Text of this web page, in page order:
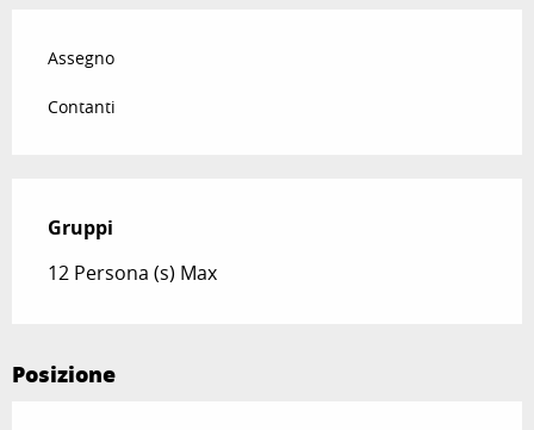
Assegno
Contanti
Gruppi
Gruppi
12 Persona (s) Max
Posizione